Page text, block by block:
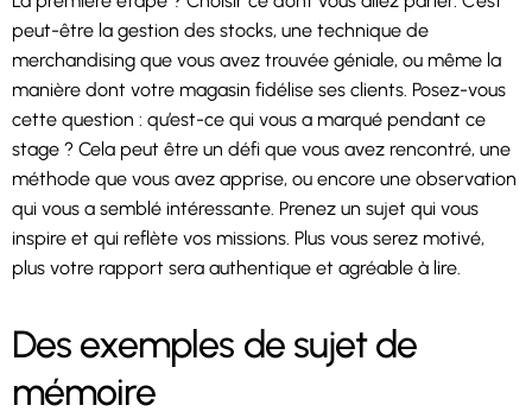
peut-être la gestion des stocks, une technique de
merchandising que vous avez trouvée géniale, ou même la
manière dont votre magasin fidélise ses clients. Posez-vous
cette question : qu’est-ce qui vous a marqué pendant ce
stage ? Cela peut être un défi que vous avez rencontré, une
méthode que vous avez apprise, ou encore une observation
qui vous a semblé intéressante. Prenez un sujet qui vous
inspire et qui reflète vos missions. Plus vous serez motivé,
plus votre rapport sera authentique et agréable à lire.
Des exemples de sujet de
mémoire